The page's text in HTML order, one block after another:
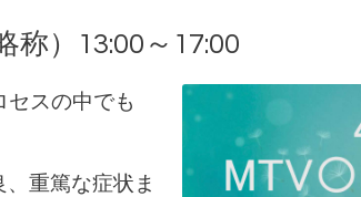
称）13:00～17:00
セスの中でも
重篤な症状ま